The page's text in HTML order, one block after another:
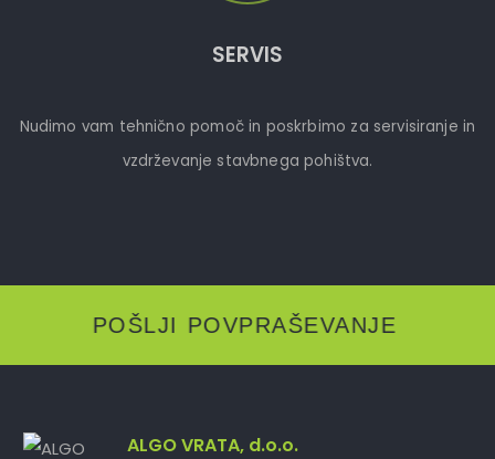
SERVIS
Nudimo vam tehnično pomoč in poskrbimo za servisiranje in
vzdrževanje stavbnega pohištva.
POŠLJI POVPRAŠEVANJE
ALGO VRATA, d.o.o.